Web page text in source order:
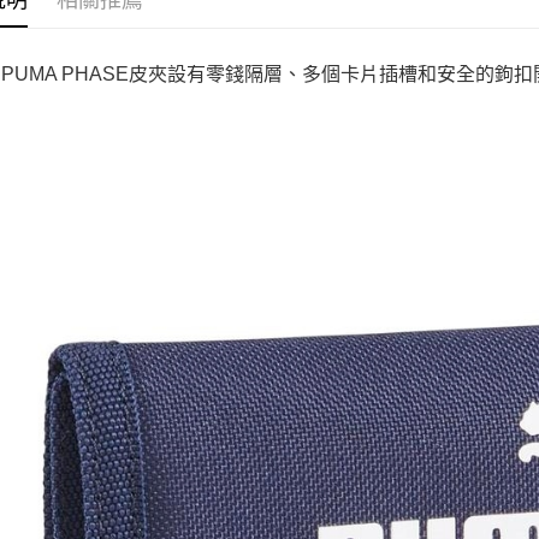
PHASE皮夾設有零錢隔層、多個卡片插槽和安全的鉤扣